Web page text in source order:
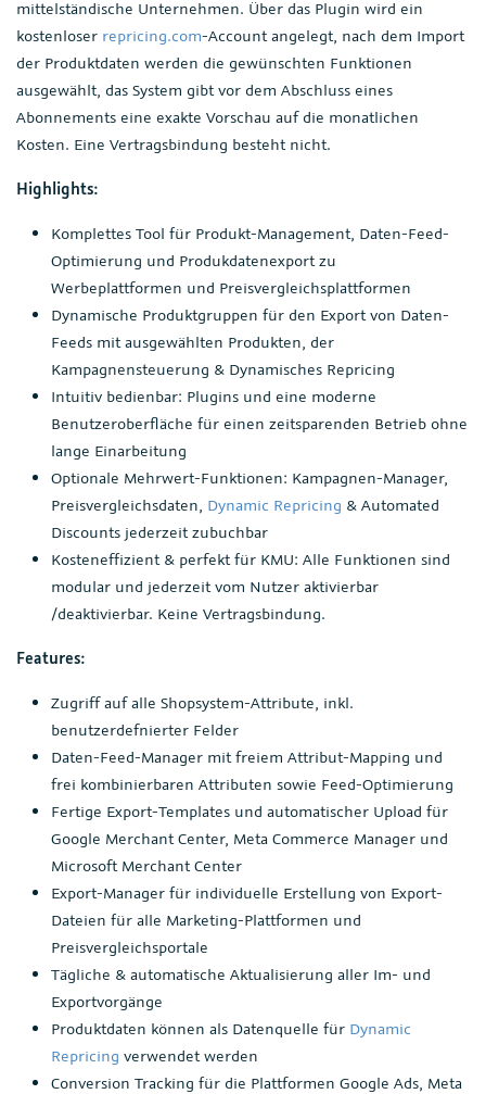
mittelständische Unternehmen. Über das Plugin wird ein
kostenloser repricing.com-Account angelegt, nach dem Import
der Produktdaten werden die gewünschten Funktionen
ausgewählt, das System gibt vor dem Abschluss eines
Abonnements eine exakte Vorschau auf die monatlichen
Kosten. Eine Vertragsbindung besteht nicht.
Highlights:
Komplettes Tool für Produkt-Management, Daten-Feed-
Optimierung und Produkdatenexport zu
Werbeplattformen und Preisvergleichsplattformen
Dynamische Produktgruppen für den Export von Daten-
Feeds mit ausgewählten Produkten, der
Kampagnensteuerung & Dynamisches Repricing
Intuitiv bedienbar: Plugins und eine moderne
Benutzeroberfläche für einen zeitsparenden Betrieb ohne
lange Einarbeitung
Optionale Mehrwert-Funktionen: Kampagnen-Manager,
Preisvergleichsdaten, Dynamic Repricing & Automated
Discounts jederzeit zubuchbar
Kosteneffizient & perfekt für KMU: Alle Funktionen sind
modular und jederzeit vom Nutzer aktivierbar
/deaktivierbar. Keine Vertragsbindung.
Features:
Zugriff auf alle Shopsystem-Attribute, inkl.
benutzerdefnierter Felder
Daten-Feed-Manager mit freiem Attribut-Mapping und
frei kombinierbaren Attributen sowie Feed-Optimierung
Fertige Export-Templates und automatischer Upload für
Google Merchant Center, Meta Commerce Manager und
Microsoft Merchant Center
Export-Manager für individuelle Erstellung von Export-
Dateien für alle Marketing-Plattformen und
Preisvergleichsportale
Tägliche & automatische Aktualisierung aller Im- und
Exportvorgänge
Produktdaten können als Datenquelle für Dynamic
Repricing verwendet werden
Conversion Tracking für die Plattformen Google Ads, Meta